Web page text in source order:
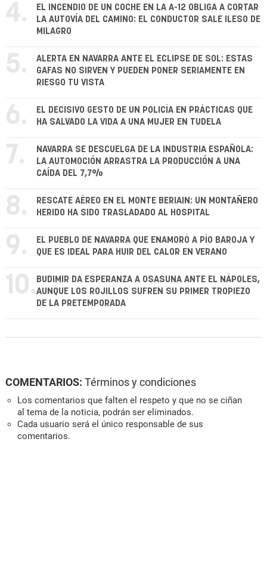
4.
EL INCENDIO DE UN COCHE EN LA A-12 OBLIGA A CORTAR
LA AUTOVÍA DEL CAMINO: EL CONDUCTOR SALE ILESO DE
MILAGRO
5.
ALERTA EN NAVARRA ANTE EL ECLIPSE DE SOL: ESTAS
GAFAS NO SIRVEN Y PUEDEN PONER SERIAMENTE EN
RIESGO TU VISTA
6.
EL DECISIVO GESTO DE UN POLICÍA EN PRÁCTICAS QUE
HA SALVADO LA VIDA A UNA MUJER EN TUDELA
7.
NAVARRA SE DESCUELGA DE LA INDUSTRIA ESPAÑOLA:
LA AUTOMOCIÓN ARRASTRA LA PRODUCCIÓN A UNA
CAÍDA DEL 7,7%
8.
RESCATE AÉREO EN EL MONTE BERIAIN: UN MONTAÑERO
HERIDO HA SIDO TRASLADADO AL HOSPITAL
9.
EL PUEBLO DE NAVARRA QUE ENAMORÓ A PÍO BAROJA Y
QUE ES IDEAL PARA HUIR DEL CALOR EN VERANO
10. BUDIMIR DA ESPERANZA A OSASUNA ANTE EL NÁPOLES,
AUNQUE LOS ROJILLOS SUFREN SU PRIMER TROPIEZO
DE LA PRETEMPORADA
COMENTARIOS: Términos y condiciones
Los comentarios que falten el respeto y que no se ciñan
al tema de la noticia, podrán ser eliminados.
Cada usuario será el único responsable de sus
comentarios.